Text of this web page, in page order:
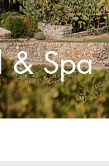
& Spa